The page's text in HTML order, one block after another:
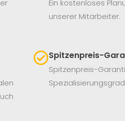
Ein kostenloses
unserer Mitarbeiter.
Spitzenpreis-
Spitzenpreis-